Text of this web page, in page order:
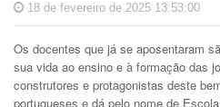
18 de fevereiro de 2025 13:53:00
Os docentes que já se aposentaram
sua vida ao ensino e à formação das
construtores e protagonistas deste
portugueses e dá pelo nome de